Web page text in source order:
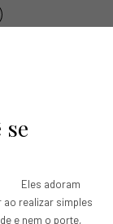
Eles adoram
ao realizar simples
e nem o porte,